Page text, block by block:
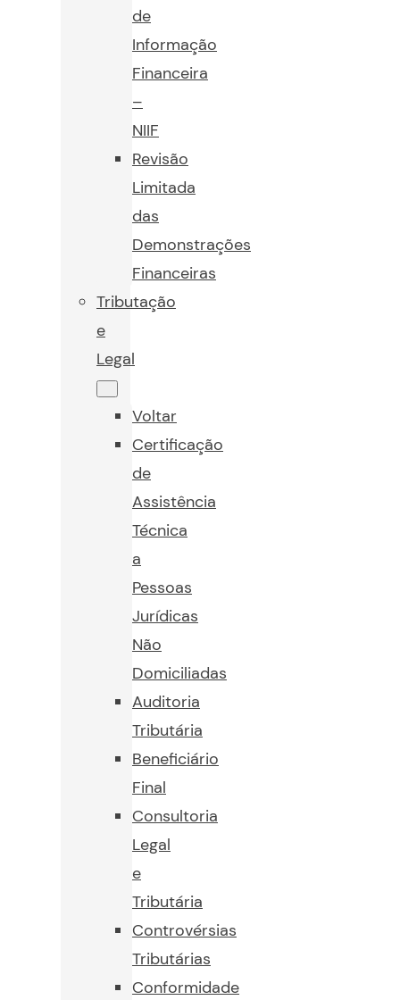
de
Informação
Financeira
–
NIIF
Revisão
Limitada
das
Demonstrações
Financeiras
Tributação
e
Legal
Voltar
Certificação
de
Assistência
Técnica
a
Pessoas
Jurídicas
Não
Domiciliadas
Auditoria
Tributária
Beneficiário
Final
Consultoria
Legal
e
Tributária
Controvérsias
Tributárias
Conformidade